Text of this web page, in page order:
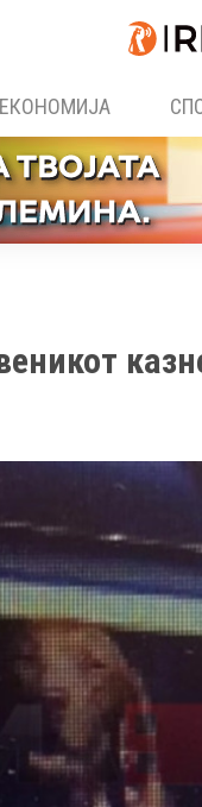
ЕКОНОМИЈА